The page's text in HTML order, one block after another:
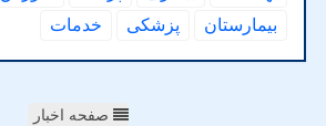
بیمارستان
پزشكی خدمات
صفحه اخبار